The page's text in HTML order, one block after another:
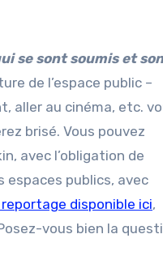
se sont soumis et
de l’espace public –
aller au cinéma, etc.
brisé. Vous pouvez
avec l’obligation de
espaces publics, avec
reportage disponible ici,
vous bien la